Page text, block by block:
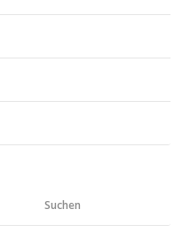
Suchen